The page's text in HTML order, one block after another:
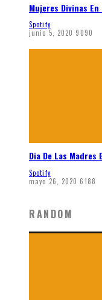
Mujeres Divinas
Spotify
junio 5, 2020 9090
Dia De Las Madres
Spotify
mayo 26, 2020 6188
RANDOM